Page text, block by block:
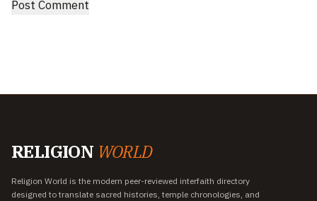
RELIGION WORLD
Religion World is the modern peer-reviewed interfaith directory
designed to translate sacred histories, temple chronologies, and